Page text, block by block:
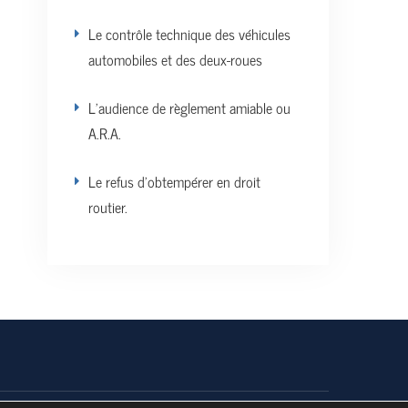
Le contrôle technique des véhicules
automobiles et des deux-roues
L’audience de règlement amiable ou
A.R.A.
Le refus d’obtempérer en droit
routier.